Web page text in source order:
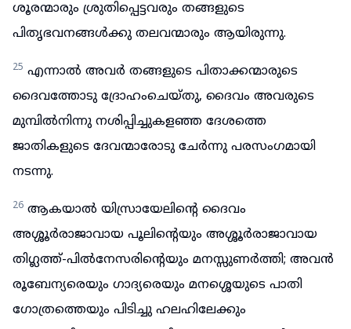
ശൂരന്മാരും ശ്രുതിപ്പെട്ടവരും തങ്ങളുടെ
പിതൃഭവനങ്ങൾക്കു തലവന്മാരും ആയിരുന്നു.
25 എന്നാൽ അവർ തങ്ങളുടെ പിതാക്കന്മാരുടെ
ദൈവത്തോടു ദ്രോഹംചെയ്തു, ദൈവം അവരുടെ
മുമ്പിൽനിന്നു നശിപ്പിച്ചുകളഞ്ഞ ദേശത്തെ
ജാതികളുടെ ദേവന്മാരോടു ചേർന്നു പരസംഗമായി
നടന്നു.
26 ആകയാൽ യിസ്രായേലിന്റെ ദൈവം
അശ്ശൂർരാജാവായ പൂലിന്റെയും അശ്ശൂർരാജാവായ
തിഗ്ലത്ത്-പിൽനേസരിന്റെയും മനസ്സുണർത്തി; അവൻ
രൂബേന്യരെയും ഗാദ്യരെയും മനശ്ശെയുടെ പാതി
ഗോത്രത്തെയും പിടിച്ചു ഹലഹിലേക്കും